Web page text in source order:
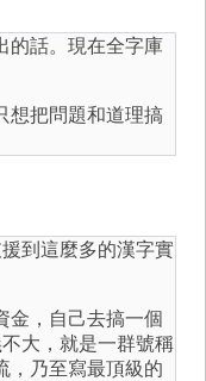
的話。現在全字庫
想把問題和道理搞
到這麼多的漢字實
金，自己去搞一個
大，就是一群號稱
，乃至寫最頂級的